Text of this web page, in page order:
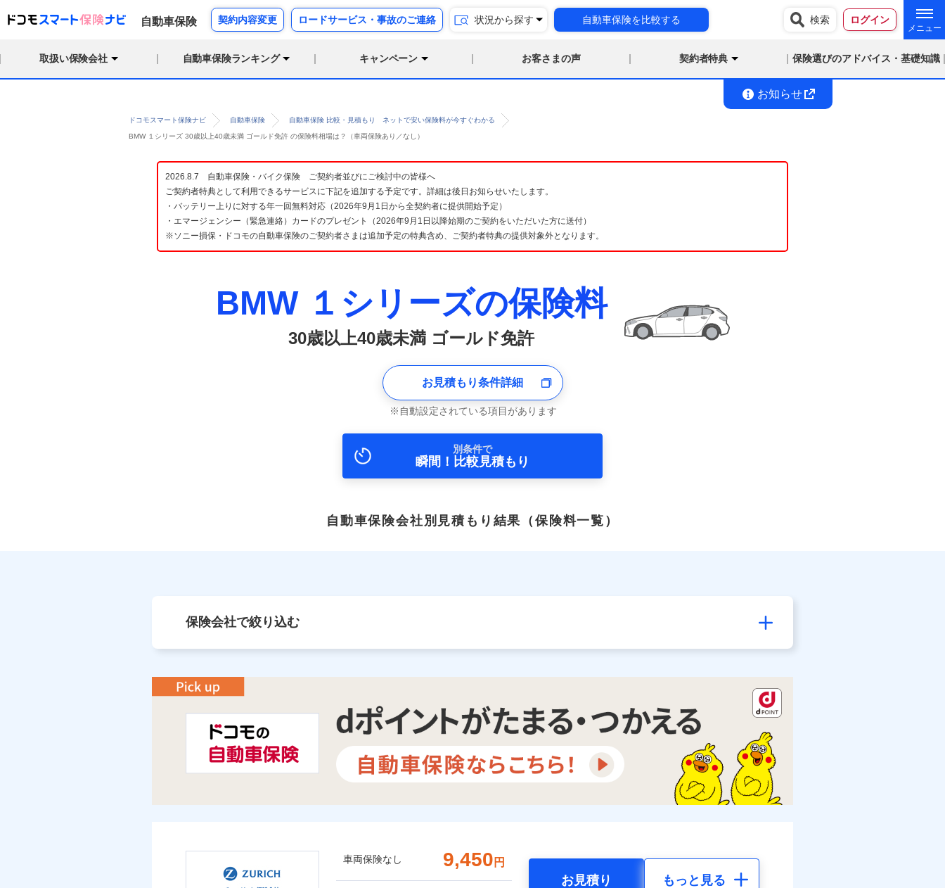
自動車保険 契約内容変更 ロードサービス・事故のご連絡 状況から探す 自動車保険を比較する 検索 ログイン
取扱い保険会社 自動車保険ランキング キャンペーン お客さまの声 契約者特典 保険選びのアドバイス・基礎知識
お知らせ
ドコモスマート保険ナビ 自動車保険 自動車保険 比較・見積もり ネットで安い保険料が今すぐわかる
BMW １シリーズ 30歳以上40歳未満 ゴールド免許 の保険料相場は？（車両保険あり／なし）
2026.8.7 自動車保険・バイク保険 ご契約者並びにご検討中の皆様へ
ご契約者特典として利用できるサービスに下記を追加する予定です。詳細は後日お知らせいたします。
・バッテリー上りに対する年一回無料対応（2026年9月1日から全契約者に提供開始予定）
・エマージェンシー（緊急連絡）カードのプレゼント（2026年9月1日以降始期のご契約をいただいた方に送付）
※ソニー損保・ドコモの自動車保険のご契約者さまは追加予定の特典含め、ご契約者特典の提供対象外となります。
BMW １シリーズの保険料
30歳以上40歳未満 ゴールド免許
お見積もり条件詳細
自動設定されている項目があります
別条件で
瞬間！比較見積もり
自動車保険会社別見積もり結果 （保険料一覧）
保険会社で絞り込む
車両保険なし 9,450 円
お見積り もっと見る